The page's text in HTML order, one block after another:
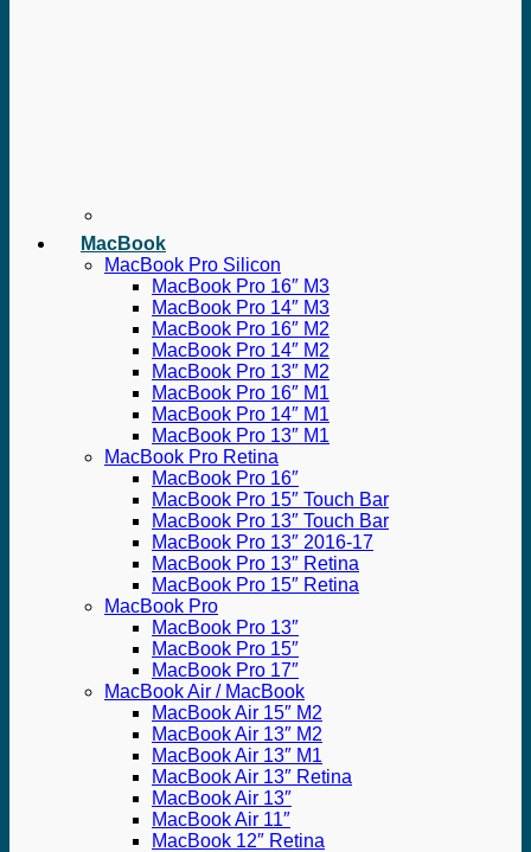
MacBook
MacBook Pro Silicon
MacBook Pro 16″ M3
MacBook Pro 14″ M3
MacBook Pro 16″ M2
MacBook Pro 14″ M2
MacBook Pro 13″ M2
MacBook Pro 16″ M1
MacBook Pro 14″ M1
MacBook Pro 13″ M1
MacBook Pro Retina
MacBook Pro 16″
MacBook Pro 15″ Touch Bar
MacBook Pro 13″ Touch Bar
MacBook Pro 13″ 2016-17
MacBook Pro 13″ Retina
MacBook Pro 15″ Retina
MacBook Pro
MacBook Pro 13″
MacBook Pro 15″
MacBook Pro 17″
MacBook Air / MacBook
MacBook Air 15″ M2
MacBook Air 13″ M2
MacBook Air 13″ M1
MacBook Air 13″ Retina
MacBook Air 13″
MacBook Air 11″
MacBook 12″ Retina